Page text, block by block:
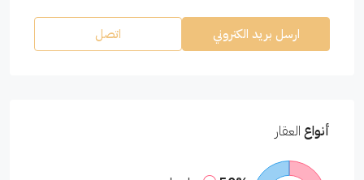
ارسل بريد الكتروني اتصل
أنواع العقار